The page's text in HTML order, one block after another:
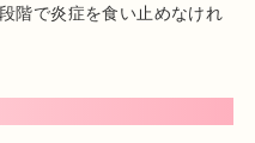
階で炎症を食い止めなけれ